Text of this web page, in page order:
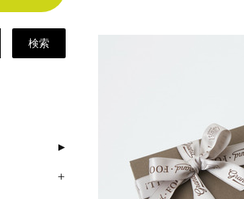
検索